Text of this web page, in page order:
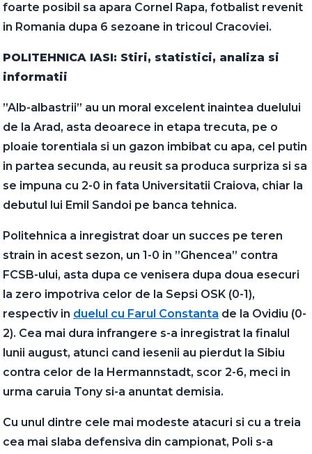
foarte posibil sa apara Cornel Rapa, fotbalist revenit
in Romania dupa 6 sezoane in tricoul Cracoviei.
POLITEHNICA IASI: Stiri, statistici, analiza si
informatii
”Alb-albastrii” au un moral excelent inaintea duelului
de la Arad, asta deoarece in etapa trecuta, pe o
ploaie torentiala si un gazon imbibat cu apa, cel putin
in partea secunda, au reusit sa produca surpriza si sa
se impuna cu 2-0 in fata Universitatii Craiova, chiar la
debutul lui Emil Sandoi pe banca tehnica.
Politehnica a inregistrat doar un succes pe teren
strain in acest sezon, un 1-0 in ”Ghencea” contra
FCSB-ului, asta dupa ce venisera dupa doua esecuri
la zero impotriva celor de la Sepsi OSK (0-1),
respectiv in duelul cu Farul Constanta de la Ovidiu (0-
2). Cea mai dura infrangere s-a inregistrat la finalul
lunii august, atunci cand iesenii au pierdut la Sibiu
contra celor de la Hermannstadt, scor 2-6, meci in
urma caruia Tony si-a anuntat demisia.
Cu unul dintre cele mai modeste atacuri si cu a treia
cea mai slaba defensiva din campionat, Poli s-a